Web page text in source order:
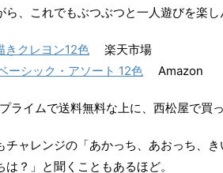
、これでもぶつぶつと一人遊びを楽し
きクレヨン12色 楽天市場
ーシック・アソート 12色 Amazon
ライムで送料無料な上に、西松屋で買
チャレンジの「あかっち、あおっち、
？」と聞くこともあるほど。